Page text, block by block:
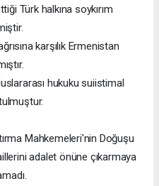
Türk halkına soykırım
karşılık Ermenistan
hukuku suiistimal
Mahkemeleri'nin Doğuşu
adalet önüne çıkarmaya